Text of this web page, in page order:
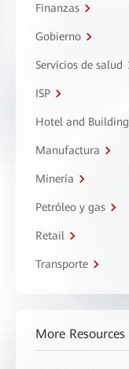
Finanzas
Gobierno
Servicios de salud
ISP
Hotel and Building
Manufactura
Minería
Petróleo y gas
Retail
Transporte
More Resources